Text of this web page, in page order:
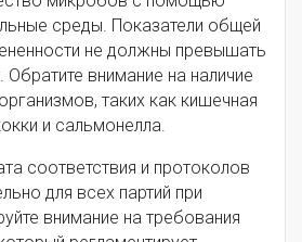
среды. Показатели общей
не должны превышать
внимание на наличие
таких как кишечная
и сальмонелла.
соответствия и протоколов
для всех партий при
внимание на требования